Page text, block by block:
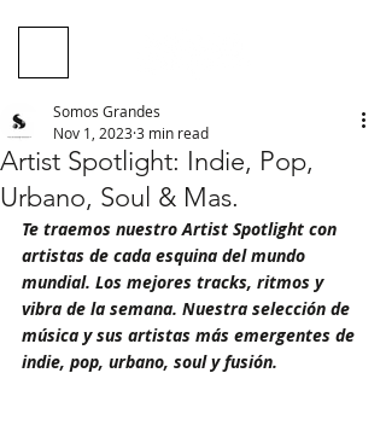
Artist Spotlight: Indie, Pop,
Urbano, Soul & Mas.
Somos Grandes
Nov 1, 20233 min read
Te traemos nuestro Artist Spotlight con
artistas de cada esquina del mundo
mundial. Los mejores tracks, ritmos y
vibra de la semana. Nuestra selección de
música y sus artistas más emergentes de
indie, pop, urbano, soul y fusión.